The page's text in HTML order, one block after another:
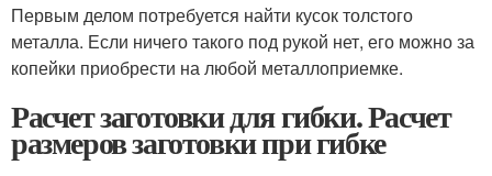
Первым делом потребуется найти кусок толстого
металла. Если ничего такого под рукой нет, его можно за
копейки приобрести на любой металлоприемке.
Расчет заготовки для гибки. Расчет
размеров заготовки при гибке